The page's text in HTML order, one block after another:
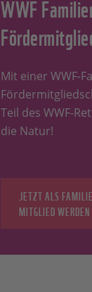
WWF
Mit einer WWF-
Teil des WWF-
die Natur!
JETZT ALS FAMILIE
MITGLIED WERDEN